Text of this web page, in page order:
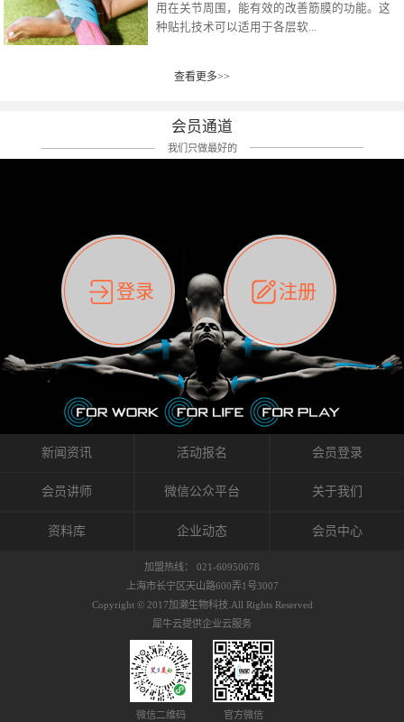
但是，当身体不适、休息不好、持续紧张等特
殊因素的影响下，有时还是会出现瘙痒过敏的
前后后居家近30天左右，感觉日子都日夜颠倒
痛影响走路。当天疼痛部贴了EDF和胃十字，膝
关节贴了半月板贴布。第2天第12肋部的EDF和
消失，贴布也没有出现进一步瘙痒过敏。而膝
关节的半月板贴布张力用的100%，但自始至终
它都很坚强的贴着，没有出现过任何瘙痒的迹
象。不同的条件下，同一个身体，不同的部位
皮肤的敏感度也有不同。因此我们KINESIO要做
的，是在研发生产过程中竭尽全力的降低致敏
性，减少贴布本身带来的致敏率。那到底是什
么原因引起的过敏瘙痒呢？我整理了以下内容
仅供大家参考，希望能给予大家帮助。首先我
们分析解剖下过敏的原因，然后简说一下
KINESIO贴布贴扎后预防应对。我把导致过敏的
原因，简单分为外因和内因。外因1，贴布贴布
括：1）面料的伸展率、回缩率、纤维的刺激
能会给皮肤带来过度的刺激，从而引起过敏瘙
破坏、发热、修复、增殖、再生等自然愈合能
力。 多作为细胞因子存在于皮肤表皮、真皮、
扎疗法）的效果是通过创造一个环境，使每种
以激发身体的自然愈合能力。 通常，药物会削
弱细胞因子的作用，单方面还会引起副作用的
症状。 与此相比，Kinesio肌内效贴创造了细
的控制仍有许多未知。 细胞因子是一种酵素，
各种各样的酵素起着适当的作用，为细胞创造
了适合居住的环境。 在现代医学上，这种细胞
因子是一种酶的观点往往被否定，但在体内有
有毒细菌和无毒细菌，它们起着保持身体平衡
的作用。 Kinesio肌内效贴不像药物那样在短时
间内表现出症状，而是通过花费时间创造一个
对身体没有伤害（副作用等）的环境来减轻症
状。 但是，由于营养、精神、运动的平衡被破
坏，各种细胞就会发生病态变化。 在一定的状
态下，细胞因子会自动捕捉异常，并在细胞之
间传递适当的修复信息。可以收集各自所需的
因子级联；细胞因子的连锁反应）。 如果这种
者甚至提供不需要的物质。 因此，身体所需的
自然愈合能力不仅不能发挥作用，反而会造成
恶化的环境。Kinesio肌内效贴的作用，就是解
决这些问题。 KinesioTaping ® （Kinesio贴扎
疗法）的概念是空（空间），动（流动），冷
（抑制热的上升），为了实现这些，贴布的质
作出来。 特别地，Kinesio Medical
Tappling®（Kinesio医疗贴扎）通过从皮肤表面
长时间给予适...
用在关节周围，能有效的改善筋膜的功能。这
种贴扎技术可以适用于各层软...
组织:肌肉，肌腱，韧带（主要围绕有问题的关
状，而是指贴布本身很重量，以及贴布刺激的
类型。贴布的应用充分利用了体内由间质液组
成的自然流体力学的流体层。这种轻微的刺激
间，还可以在单片贴布上提供支持和深度刺
激。通过对间质液的适当控制，可以连接皮下
筋膜，对关节进行非常轻柔的刺激，增加患部
的治疗区域。 snowflake“雪花”贴布不会妨碍皮
肤上下左右运动，有效的辅助修复关节周围组
织的筋膜。它可以作用于关节或肌肉表面，释
放压力，刺激深层筋膜。“雪花”贴扎疗法是一
种可以改变肌肉、筋膜和间质液之间自然流动
关系的方法。 间质液间质被称为人体的新器
官。研究人员认为，整个身体的网络是由坚韧
且柔软的蛋白质结构所支撑的相互连接的充满
流体的空间构成的。如果作为脏器，这是人体
最大的脏器，约占体重的20%（相比之下，皮
内流通，有助于细胞的再生和恢复。“1”“雪花”
周围进行轻柔的刺激，改善受影响的关节和肌
到辅助修复损伤组织的作用。对组织的营养供
膜，韧带和关节周围皮下组织的关节囊。 流
体力学理论加濑博士-Kinesio肌内效贴布的发明
人流体力学理论是以对日常生活产生反复影响
的纤细筋膜的性质为焦点。 筋膜容易受到外部
查看更多>>
会员通道
我们只做最好的
登录 注册
新闻资讯 活动报名 会员登录
会员讲师 微信公众平台 关于我们
资料库 企业动态 会员中心
加盟热线： 021-60950678
上海市长宁区天山路600弄1号3007
Copyright © 2017加濑生物科技.All Rights Reserved
犀牛云提供企业云服务
微信二维码 官方微信